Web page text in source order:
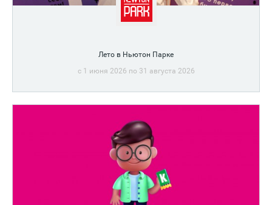
Лето в Ньютон Парке
c 1 июня 2026 по 31 августа 2026